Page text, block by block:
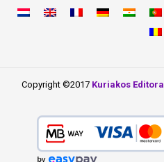
Copyright ©2017 Kuriakos Editora